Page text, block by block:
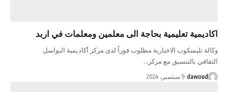
اكاديمية تعليمية بحاجة الى معلمين ومعلمات في اربد
وكالة تليسكوب الاخبارية مطلوب فوراً لدى مركز أكاديمية البواسل
الثقافي بالتنسيق مع مركز…
dawoud 9 سبتمبر، 2024